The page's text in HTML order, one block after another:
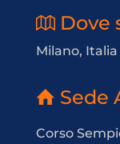
Dove
Milano, Italia
Sede
Corso